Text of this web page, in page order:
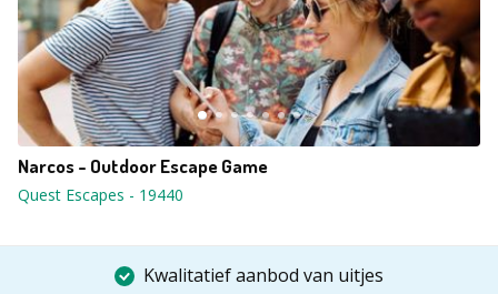
Narcos - Outdoor Escape Game
Quest Escapes - 19440
Kwalitatief aanbod van uitjes